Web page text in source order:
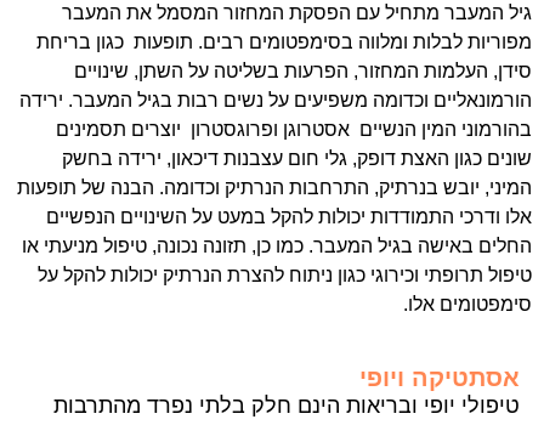
המעבר מתחיל עם הפסקת המחזור המסמל את המעבר
לבלות ומלווה בסימפטומים רבים. תופעות כגון בריחת
העלמות המחזור, הפרעות בשליטה על השתן, שינויים
וכדומה משפיעים על נשים רבות בגיל המעבר. ירידה
המין הנשיים אסטרוגן ופרוגסטרון יוצרים תסמינים
כגון האצת דופק, גלי חום עצבנות דיכאון, ירידה בחשק
יובש בנרתיק, התרחבות הנרתיק וכדומה. הבנה של תופעות
ודרכי התמודדות יכולות להקל במעט על השינויים הנפשיים
באישה בגיל המעבר. כמו כן, תזונה נכונה, טיפול מניעתי או
תרופתי וכירוגי כגון ניתוח להצרת הנרתיק יכולות להקל על
אלו.
אסתטיקה ויופי
טיפולי יופי ובריאות הינם חלק בלתי נפרד מהתרבות